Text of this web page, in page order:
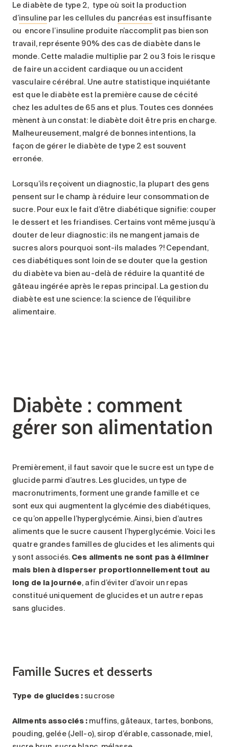
Nouvelles
FAQ
Rechercher&nbsp;:
Le diabète de type 2, type où soit la production
d’insuline par les cellules du pancréasest insuffisante
ou encore l’insuline produite n’accomplit pas bien son
travail, représente 90% des cas de diabète dans le
monde. Cette maladie multiplie par 2 ou 3 fois le risque
de faire un accident cardiaque ou un accident
vasculaire cérébral. Une autre statistique inquiétante
est que le diabète est la première cause de cécité
chez les adultes de 65 ans et plus. Toutes ces données
mènent à un constat: le diabète doit être pris en charge.
Malheureusement, malgré de bonnes intentions, la
façon de gérer le diabète de type 2 est souvent
erronée.
Lorsqu’ils reçoivent un diagnostic, la plupart des gens
pensent sur le champ à réduire leur consommation de
sucre. Pour eux le fait d’être diabétique signifie: couper
le dessert et les friandises. Certains vont même jusqu’à
douter de leur diagnostic: ils ne mangent jamais de
sucres alors pourquoi sont-ils malades ?! Cependant,
ces diabétiques sont loin de se douter que la gestion
du diabète va bien au-delà de réduire la quantité de
gâteau ingérée après le repas principal. La gestion du
diabète est une science: la science de l’équilibre
alimentaire.
Diabète : comment
gérer son alimentation
Premièrement, il faut savoir que le sucre est un type de
glucide parmi d’autres. Les glucides, un type de
macronutriments, forment une grande famille et ce
sont eux qui augmentent la glycémie des diabétiques,
ce qu’on appelle l’hyperglycémie. Ainsi, bien d’autres
aliments que le sucre causent l’hyperglycémie. Voici les
quatre grandes familles de glucides et les aliments qui
y sont associés. Ces aliments ne sont pas à éliminer
mais bien à disperser proportionnellement tout au
long de la journée, afin d’éviter d’avoir un repas
constitué uniquement de glucides et un autre repas
sans glucides.
Famille Sucres et desserts
Type de glucides : sucrose
Aliments associés : muffins, gâteaux, tartes, bonbons,
pouding, gelée (Jell-o), sirop d’érable, cassonade, miel,